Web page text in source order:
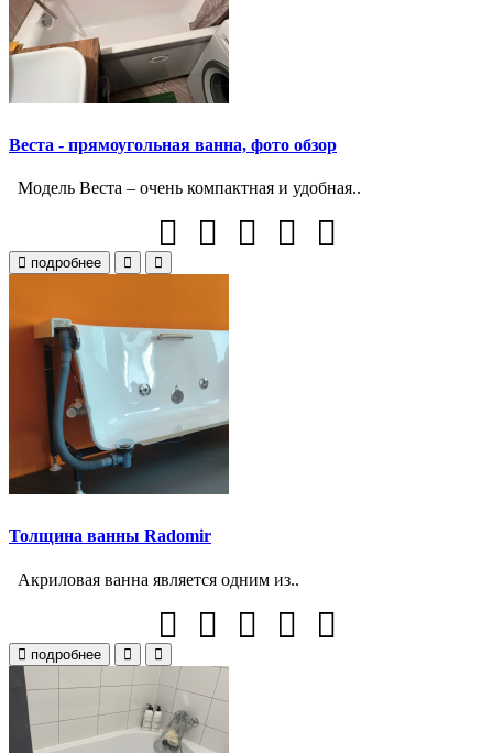
Веста - прямоугольная ванна, фото обзор
Модель Веста – очень компактная и удобная..
подробнее
Толщина ванны Radomir
Акриловая ванна является одним из..
подробнее